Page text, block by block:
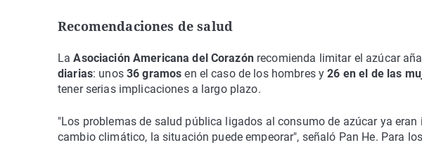
Recomendaciones de salud
LaAsociación Americana del Corazónrecomienda limitar el azúcar
diarias: unos 36 gramos en el caso de los hombres y26 en el de las
tener serias implicaciones a largo plazo.
"Los problemas de salud pública ligados al consumo de azúcar ya
cambio climático, la situación puede empeorar", señaló Pan He. Para